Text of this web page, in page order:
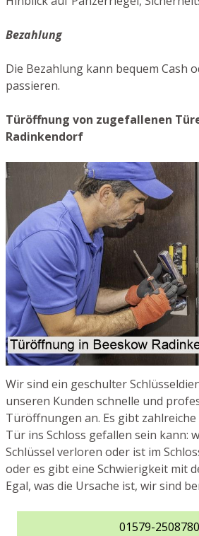
Bezahlung
Die Bezahlung kann bequem Cash
passieren.
Türöffnung von zugefallenen
Radinkendorf
Wir sind ein geschulter
unseren Kunden schnelle und
Türöffnungen an. Es gibt
Tür ins Schloss gefallen sein kann:
Schlüssel verloren oder ist im
oder es gibt eine Schwierigkeit mit
Egal, was die Ursache ist, wir sind
01579-2508780